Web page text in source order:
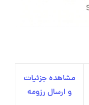
مشاهده جزئیات
و ارسال رزومه